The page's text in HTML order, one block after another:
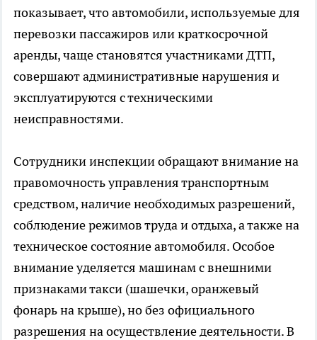
показывает, что автомобили, используемые для
перевозки пассажиров или краткосрочной
аренды, чаще становятся участниками ДТП,
совершают административные нарушения и
эксплуатируются с техническими
неисправностями.
Сотрудники инспекции обращают внимание на
правомочность управления транспортным
средством, наличие необходимых разрешений,
соблюдение режимов труда и отдыха, а также на
техническое состояние автомобиля. Особое
внимание уделяется машинам с внешними
признаками такси (шашечки, оранжевый
фонарь на крыше), но без официального
разрешения на осуществление деятельности. В